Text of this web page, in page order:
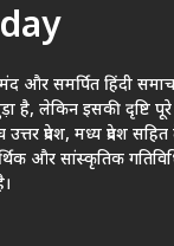
और समर्पित हिंदी
है, लेकिन इसकी दृष्टि
प्रदेश, मध्य प्रदेश
और सांस्कृतिक